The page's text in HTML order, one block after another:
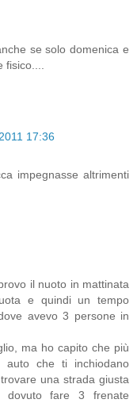
se solo domenica e
17:36
impegnasse altrimenti
il nuoto in mattinata
e quindi un tempo
avevo 3 persone in
ma ho capito che più
che ti inchiodano
una strada giusta
fare 3 frenate